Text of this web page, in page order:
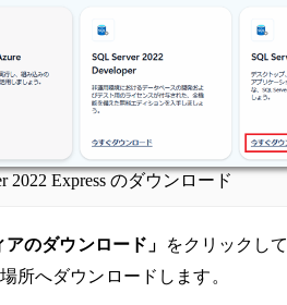
2022 Express のダウンロード
アのダウンロード」 をクリックし
所へダウンロードします。